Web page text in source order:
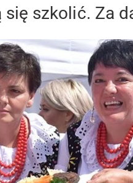
się szkolić. Za